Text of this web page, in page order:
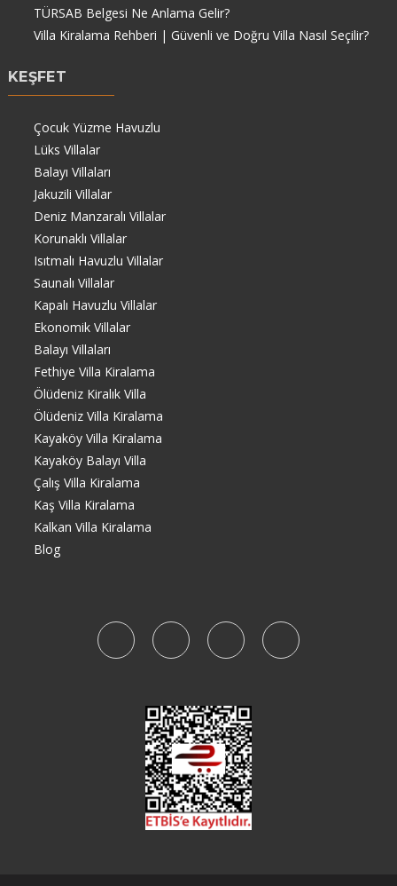
TÜRSAB Belgesi Ne Anlama Gelir?
Villa Kiralama Rehberi | Güvenli ve Doğru Villa Nasıl Seçilir?
KEŞFET
Çocuk Yüzme Havuzlu
Lüks Villalar
Balayı Villaları
Jakuzili Villalar
Deniz Manzaralı Villalar
Korunaklı Villalar
Isıtmalı Havuzlu Villalar
Saunalı Villalar
Kapalı Havuzlu Villalar
Ekonomik Villalar
Balayı Villaları
Fethiye Villa Kiralama
Ölüdeniz Kiralık Villa
Ölüdeniz Villa Kiralama
Kayaköy Villa Kiralama
Kayaköy Balayı Villa
Çalış Villa Kiralama
Kaş Villa Kiralama
Kalkan Villa Kiralama
Blog